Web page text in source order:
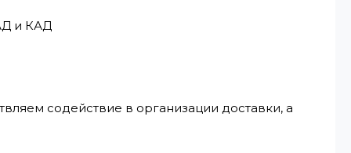
и КАД
содействие в организации доставки, а